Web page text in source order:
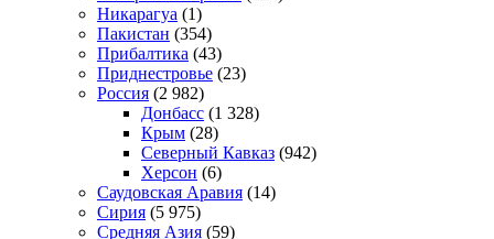
Никарагуа (1)
Пакистан (354)
Прибалтика (43)
Приднестровье (23)
Россия (2 982)
Донбасс (1 328)
Крым (28)
Северный Кавказ (942)
Херсон (6)
Саудовская Аравия (14)
Сирия (5 975)
Средняя Азия (59)